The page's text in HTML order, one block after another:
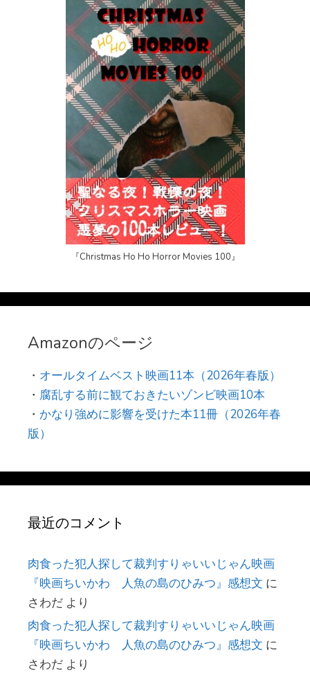
『Christmas Ho Ho Horror Movies 100』
Amazonのページ
・ オールタイムベスト映画11本（2026年春版）
・ 腐乱する前に観ておきたいゾンビ映画10本
・ かなり強めに影響を受けた本11冊（2026年春
版）
最近のコメント
肉食った犯人探して裁判すりゃいいじゃん映画
『映画ちいかわ 人魚の島のひみつ』感想文 に
さわだ より
肉食った犯人探して裁判すりゃいいじゃん映画
『映画ちいかわ 人魚の島のひみつ』感想文 に
さわだ より